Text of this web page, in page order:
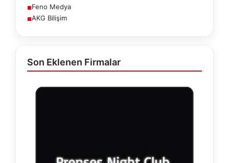
■Feno Medya
■AKG Bilişim
Son Eklenen Firmalar